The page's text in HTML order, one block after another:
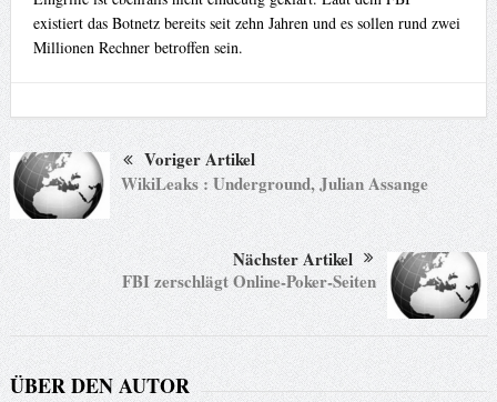
existiert das Botnetz bereits seit zehn Jahren und es sollen rund zwei
Millionen Rechner betroffen sein.
Voriger Artikel
WikiLeaks : Underground, Julian Assange
Nächster Artikel
FBI zerschlägt Online-Poker-Seiten
ÜBER DEN AUTOR